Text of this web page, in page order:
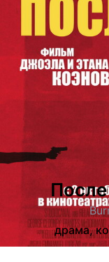
драма,